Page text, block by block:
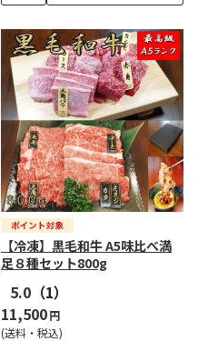
【冷凍】黒毛和牛 A5味比べ満
足８種セット800g
5.0 （1）
11,500円
(送料・税込)